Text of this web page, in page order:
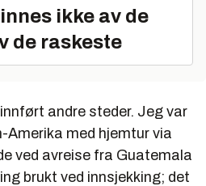
ikke av de
de raskeste
andre steder. Jeg var
Amerika med hjemtur via
ved avreise fra Guatemala
brukt ved innsjekking; det